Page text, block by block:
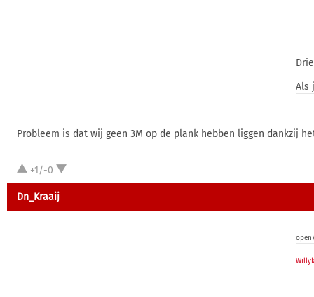
Als
Probleem is dat wij geen 3M op de plank hebben liggen dankzij
+1/-0
Dn_Kraaij